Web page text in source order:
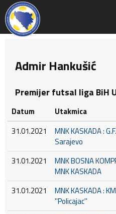
Admir Hankušić
Premijer futsal liga BiH
Datum Utakmica
31.01.2021
MNK KASKADA :
Sarajevo
31.01.2021
MNK BOSNA
MNK KASKADA
31.01.2021
MNK KASKADA :
''Policajac''